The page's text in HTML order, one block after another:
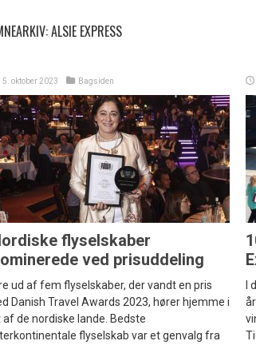
ALSIE EXPRESS
5. oktober 2023 Bagsiden
flyselskaber
ved prisuddeling
ud af fem flyselskaber, der vandt en pris
Danish Travel Awards 2023, hører hjemme i
af de nordiske lande. Bedste
flyselskab var et genvalg fra
I